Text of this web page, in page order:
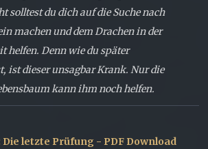
solltest du dich auf die Suche nach
machen und dem Drachen in der
helfen. Denn wie du später
ist dieser unsagbar Krank. Nur die
kann ihm noch helfen.
letzte Prüfung - PDF Download